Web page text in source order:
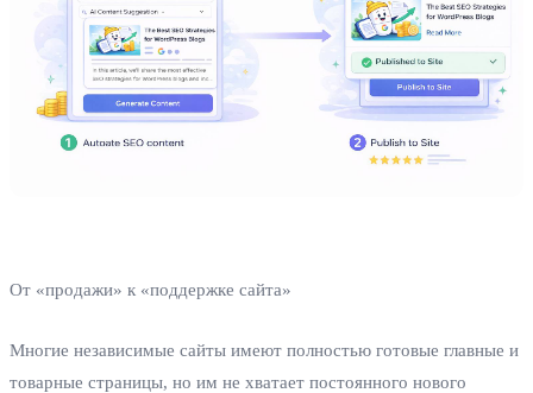
От «продажи» к «поддержке сайта»
Многие независимые сайты имеют полностью готовые главные и
товарные страницы, но им не хватает постоянного нового